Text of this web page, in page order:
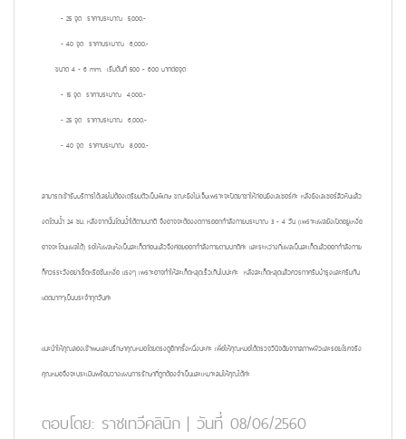
- 25 จุด ราคาประมาณ 5,000.-
- 40 จุด ราคาประมาณ 6,000.-
ขนาด 4 - 6 mm. เริ่มต้นที่ 500 - 600 บาทต่อจุด
- 15 จุด ราคาประมาณ 4,000.-
- 25 จุด ราคาประมาณ 6,000.-
- 40 จุด ราคาประมาณ 8,000.-
สามารถเข้ารับบริการได้เลยไม่ต้องเตรียมตัวเป็นพิเศษ ขณะยิงไม่เจ็บเพราะจะปิดยาชาให้ก่อนยิงเลเซอร์ค่ะ หลังยิงเลเซอร์สิวหินแล้ว
งดโดนน้ำ 24 ชม. หลังจากนั้นโดนน้ำได้ตามปกติ จึงอาจจะต้องงดการออกกำลังกายประมาณ 3 - 4 วัน (เพราะแผลยังเปิดอยู่เหงื่อ
อาจจะโดนแผลได้) รอให้แผลแห้งเป็นสะเก็ดก่อนแล้วจึงค่อยออกกำลังกายตามปกติค่ะ และระหว่างที่แผลเป็นสะเก็ดแล้วออกกำลังกาย
ก็ควรระวังอย่าเช็ดหรือซับเหงื่อ แรงๆ เพราะอาจทำให้สะเก็ดหลุดเร็วเกินไปน่ะค่ะ หลังสะเก็ดหลุดแล้วควรทาครีมบำรุงและครีมกัน
แดดมากๆเป็นประจำทุกวันค่ะ
แนะนำให้คุณลองเข้าพบและปรึกษาคุณหมอโดยตรงดูอีกครั้งหนึ่งนะคะ เพื่อให้คุณหมอได้ตรวจวินิจฉัยจากสภาพผิวและรอยโรคจริง
คุณหมอจึงจะประเมินพร้อมวางแผนการรักษาที่ถูกต้องจำเป็นและเหมาะสมให้คุณได้ค่ะ
ตอบโดย: ราชเทวีคลินิก | วันที่ 08/06/2560